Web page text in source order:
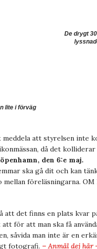
lite i förväg
De drygt
att styrelsen inte
då det kolliderar
den 6:e maj.
ska gå dit och kan
föreläsningarna.
att det finns en plats kvar
för att man ska få
såvida man inte är en
fotografi. – Anmäl dej här